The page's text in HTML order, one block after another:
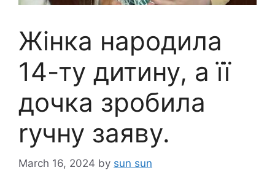
Жінка народила
14-ту дитину, а її
дочка зробила
rучну заяву.
March 16, 2024 by sun sun